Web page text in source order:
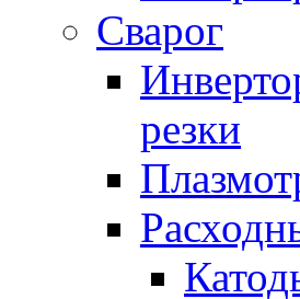
Сварог
резки